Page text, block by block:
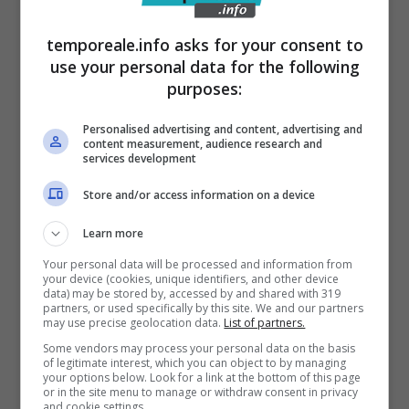
ed a dirigerne il coordinamento al fine di
ripristinare la sicurezza in porto, che in quel
momento era interessato dalla presenza di
Nell’operazione di soccorso, sono stati
impiegati via mare, oltre alla Motovedetta
della Guardia Costiera, una Motovedetta dei
Vigili del Fuoco ed una della Guardia di
Finanza, oltre alle risorse degli Ormeggiatori e
dei Piloti del porto.
Per creare una cornice di sicurezza e
garantire il sicuro svolgimento delle
operazioni di soccorso, sono stati impegnati
temporeale.info asks for your consent to
use your personal data for the following
purposes:
Personalised advertising and content, advertising and
content measurement, audience research and
services development
Store and/or access information on a device
Learn more
Your personal data will be processed and information from
your device (cookies, unique identifiers, and other device
data) may be stored by, accessed by and shared with 319
partners, or used specifically by this site. We and our partners
may use precise geolocation data. List of partners.
Some vendors may process your personal data on the basis
of legitimate interest, which you can object to by managing
your options below. Look for a link at the bottom of this page
or in the site menu to manage or withdraw consent in privacy